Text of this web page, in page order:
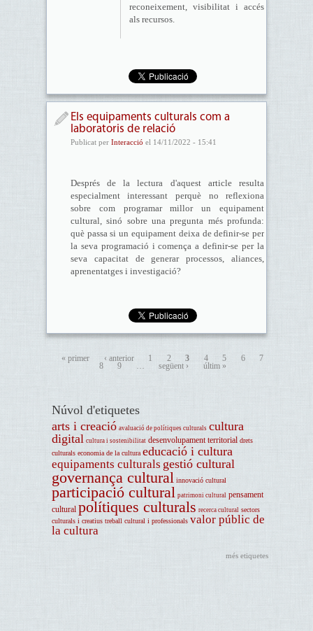
reconeixement, visibilitat i accés
als recursos.
Els equipaments culturals com a
laboratoris de relació
Publicat per Interacció el 14/11/2022 - 15:41
Després de la lectura d'aquest article resulta
especialment interessant perquè no reflexiona
sobre com programar millor un equipament
cultural, sinó sobre una pregunta més profunda:
què passa si un equipament deixa de definir-se per
la seva programació i comença a definir-se per la
seva capacitat de generar processos, aliances,
aprenentatges i investigació?
« primer ‹ anterior 1 2 3 4 5 6
7
8
9 … següent › últim »
Núvol d'etiquetes
arts i creació avaluació de polítiques culturals cultura
digital cultura i sostenibilitat desenvolupament territorial drets
culturals economia de la cultura educació i cultura
equipaments culturals gestió cultural
governança cultural innovació cultural
participació cultural patrimoni cultural pensament
cultural polítiques culturals recerca cultural sectors
culturals i creatius treball cultural i professionals valor públic de
la cultura
més etiquetes